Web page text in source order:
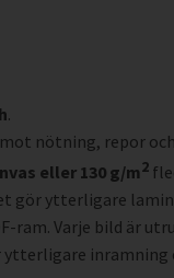
.
nötning, repor
eller 130 g/m2
gör ytterligare
ram. Varje bild är
inramning